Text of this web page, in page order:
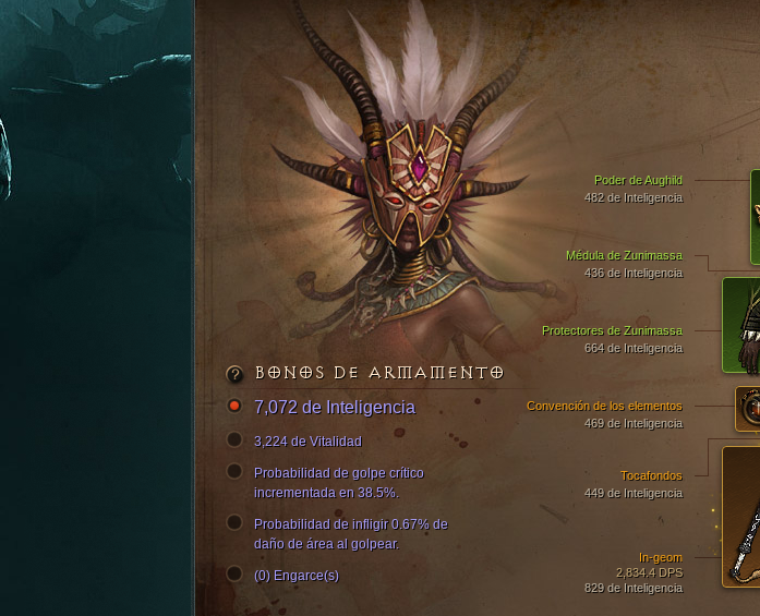
Médula de Zunimassa
436 de Inteligencia
Protectores de Zunimassa
664 de Inteligencia
Poder de Aughild
482 de Inteligencia
Tocafondos
449 de Inteligencia
In-geom
2,834.4 DPS
829 de Inteligencia
Convención de los elementos
469 de Inteligencia
BONOS DE ARMAMENTO
7,072 de Inteligencia
3,224 de Vitalidad
Probabilidad de golpe crítico
incrementada en 38.5%.
Probabilidad de infligir 0.67% de
daño de área al golpear.
(0) Engarce(s)